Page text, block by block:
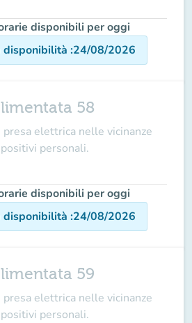
disponibili per oggi
disponibilità :24/08/2026
58
presa elettrica nelle vicinanze
personali.
disponibili per oggi
disponibilità :24/08/2026
59
presa elettrica nelle vicinanze
personali.